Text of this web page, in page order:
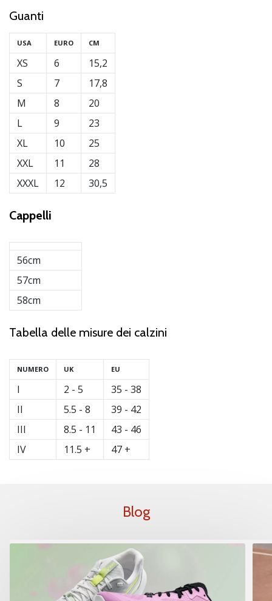
Guanti
USA
XS
S
M
L
XL
XXL
XXXL
EURO
6
7
8
9
10
11
12
CM
15,2
17,8
20
23
25
28
30,5
Cappelli
56cm
57cm
58cm
Tabella delle misure dei calzini
NUMERO
I
II
III
IV
UK
2 - 5
5.5 - 8
8.5 - 11
11.5 +
EU
35 - 38
39 - 42
43 - 46
47 +
Blog